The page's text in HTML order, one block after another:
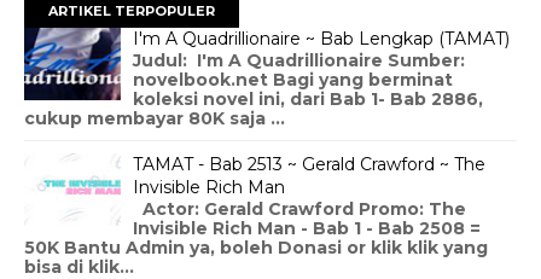
ARTIKEL TERPOPULER
I'm A Quadrillionaire ~ Bab Lengkap (TAMAT)
Judul: I'm A Quadrillionaire Sumber:
novelbook.net Bagi yang berminat
koleksi novel ini, dari Bab 1- Bab 2886,
cukup membayar 80K saja ...
TAMAT - Bab 2513 ~ Gerald Crawford ~ The
Invisible Rich Man
Actor: Gerald Crawford Promo: The
Invisible Rich Man - Bab 1 - Bab 2508 =
50K Bantu Admin ya, boleh Donasi or klik klik yang
bisa di klik...